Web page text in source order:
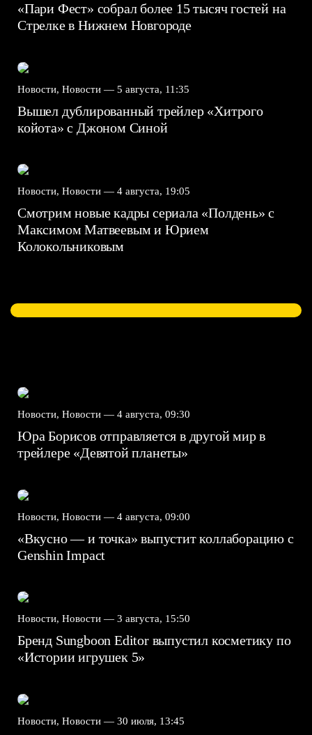
«Пари Фест» собрал более 15 тысяч гостей на
Стрелке в Нижнем Новгороде
Новости, Новости — 5 августа, 11:35
Вышел дублированный трейлер «Хитрого
койота» с Джоном Синой
Новости, Новости — 4 августа, 19:05
Смотрим новые кадры сериала «Полдень» с
Максимом Матвеевым и Юрием
Колокольниковым
Новости, Новости — 4 августа, 09:30
Юра Борисов отправляется в другой мир в
трейлере «Девятой планеты»
Новости, Новости — 4 августа, 09:00
«Вкусно — и точка» выпустит коллаборацию с
Genshin Impact⁠⁠
Новости, Новости — 3 августа, 15:50
Бренд Sungboon Editor выпустил косметику по
«Истории игрушек 5»
Новости, Новости — 30 июля, 13:45